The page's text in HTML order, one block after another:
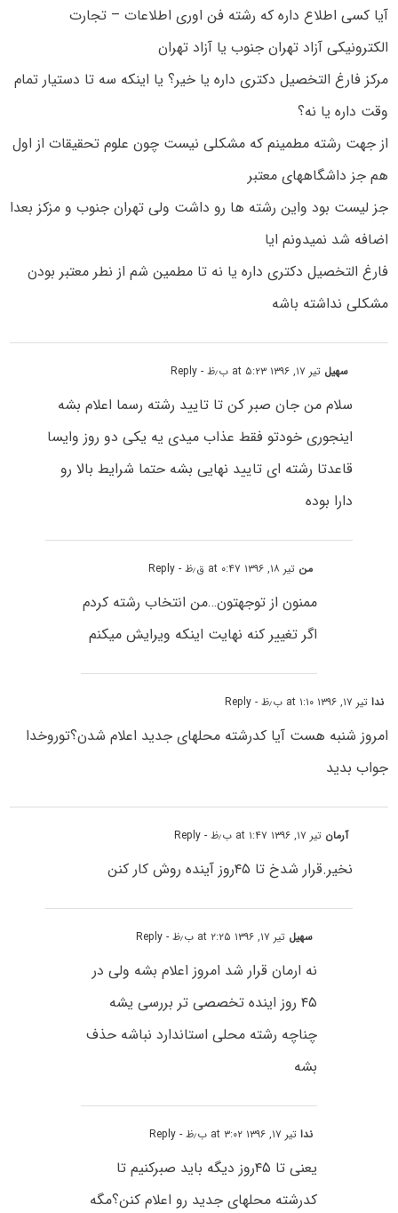
آیا کسی اطلاع داره که رشته فن اوری اطلاعات – تجارت
الکترونیکی آزاد تهران جنوب یا آزاد تهران
مرکز فارغ التخصیل دکتری داره یا خیر؟ یا اینکه سه تا دستیار تمام
وقت داره یا نه؟
از جهت رشته مطمینم که مشکلی نیست چون علوم تحقیقات از اول
هم جز داشگاههای معتبر
جز لیست بود واین رشته ها رو داشت ولی تهران جنوب و مزکز بعدا
اضافه شد نمیدونم ایا
فارغ التخصیل دکتری داره یا نه تا مطمین شم از نطر معتبر بودن
مشکلی نداشته باشه
سهیل تیر ۱۷, ۱۳۹۶ at ۵:۲۳ ب٫ظ - Reply
سلام من جان صبر کن تا تایید رشته رسما اعلام بشه
اینجوری خودتو فقط عذاب میدی یه یکی دو روز وایسا
قاعدتا رشته ای تایید نهایی بشه حتما شرایط بالا رو
دارا بوده
من تیر ۱۸, ۱۳۹۶ at ۰:۴۷ ق٫ظ - Reply
ممنون از توجهتون…من انتخاب رشته کردم
اگر تغییر کنه نهایت اینکه ویرایش میکنم
نداتیر ۱۷, ۱۳۹۶ at ۱:۱۰ ب٫ظ - Reply
امروز شنبه هست آیا کدرشته محلهای جدید اعلام شدن؟توروخدا
جواب بدید
آرمان تیر ۱۷, ۱۳۹۶ at ۱:۴۷ ب٫ظ - Reply
نخیر.قرار شدخ تا ۴۵روز آینده روش کار کنن
سهیل تیر ۱۷, ۱۳۹۶ at ۲:۲۵ ب٫ظ - Reply
نه ارمان قرار شد امروز اعلام بشه ولی در
۴۵ روز اینده تخصصی تر بررسی یشه
چناچه رشته محلی استاندارد نباشه حذف
بشه
نداتیر ۱۷, ۱۳۹۶ at ۳:۰۲ ب٫ظ - Reply
یعنی تا ۴۵روز دیگه باید صبرکنیم تا
کدرشته محلهای جدید رو اعلام کنن؟مگه